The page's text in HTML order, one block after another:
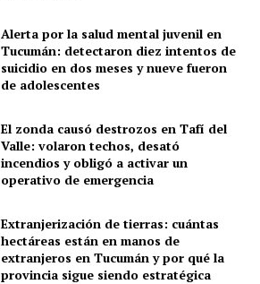
Alerta por la salud mental juvenil en
Tucumán: detectaron diez intentos de
suicidio en dos meses y nueve fueron
de adolescentes
El zonda causó destrozos en Tafí del
Valle: volaron techos, desató
incendios y obligó a activar un
operativo de emergencia
Extranjerización de tierras: cuántas
hectáreas están en manos de
extranjeros en Tucumán y por qué la
provincia sigue siendo estratégica